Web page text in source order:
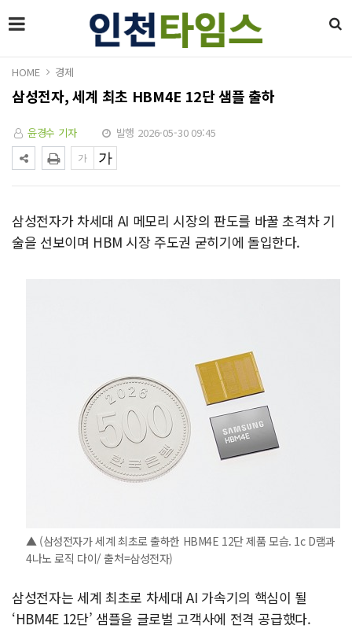
HOME 경제
삼성전자, 세계 최초 HBM4E 12단 샘플 출하
윤경수 기자 발행 2026-05-30 09:45
삼성전자가 차세대 AI 메모리 시장의 판도를 바꿀 초격차 기
술을 선보이며 HBM 시장 주도권 굳히기에 돌입한다.
▲ (삼성전자가 세계 최초로 출하한 HBM4E 12단 제품 모습. 1c D램과
4나노 로직 다이/ 출처=삼성전자)
삼성전자는 세계 최초로 차세대 AI 가속기의 핵심이 될
‘HBM4E 12단’ 샘플을 글로벌 고객사에 전격 공급했다.